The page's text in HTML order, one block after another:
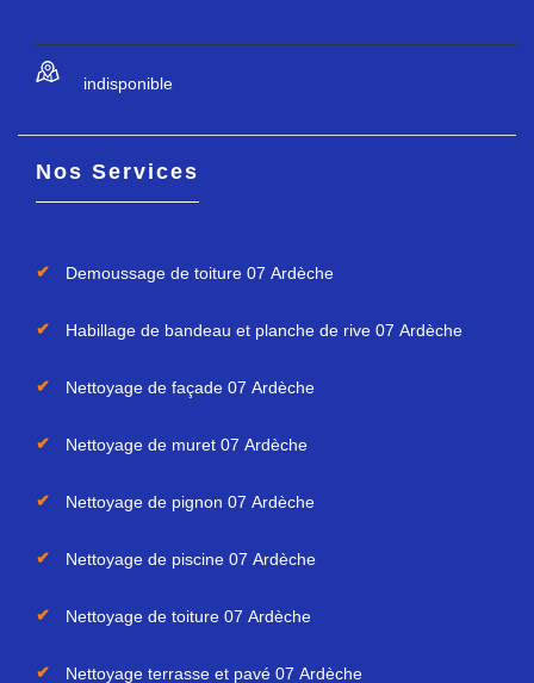
indisponible
Nos Services
Demoussage de toiture 07 Ardèche
Habillage de bandeau et planche de rive 07 Ardèche
Nettoyage de façade 07 Ardèche
Nettoyage de muret 07 Ardèche
Nettoyage de pignon 07 Ardèche
Nettoyage de piscine 07 Ardèche
Nettoyage de toiture 07 Ardèche
Nettoyage terrasse et pavé 07 Ardèche